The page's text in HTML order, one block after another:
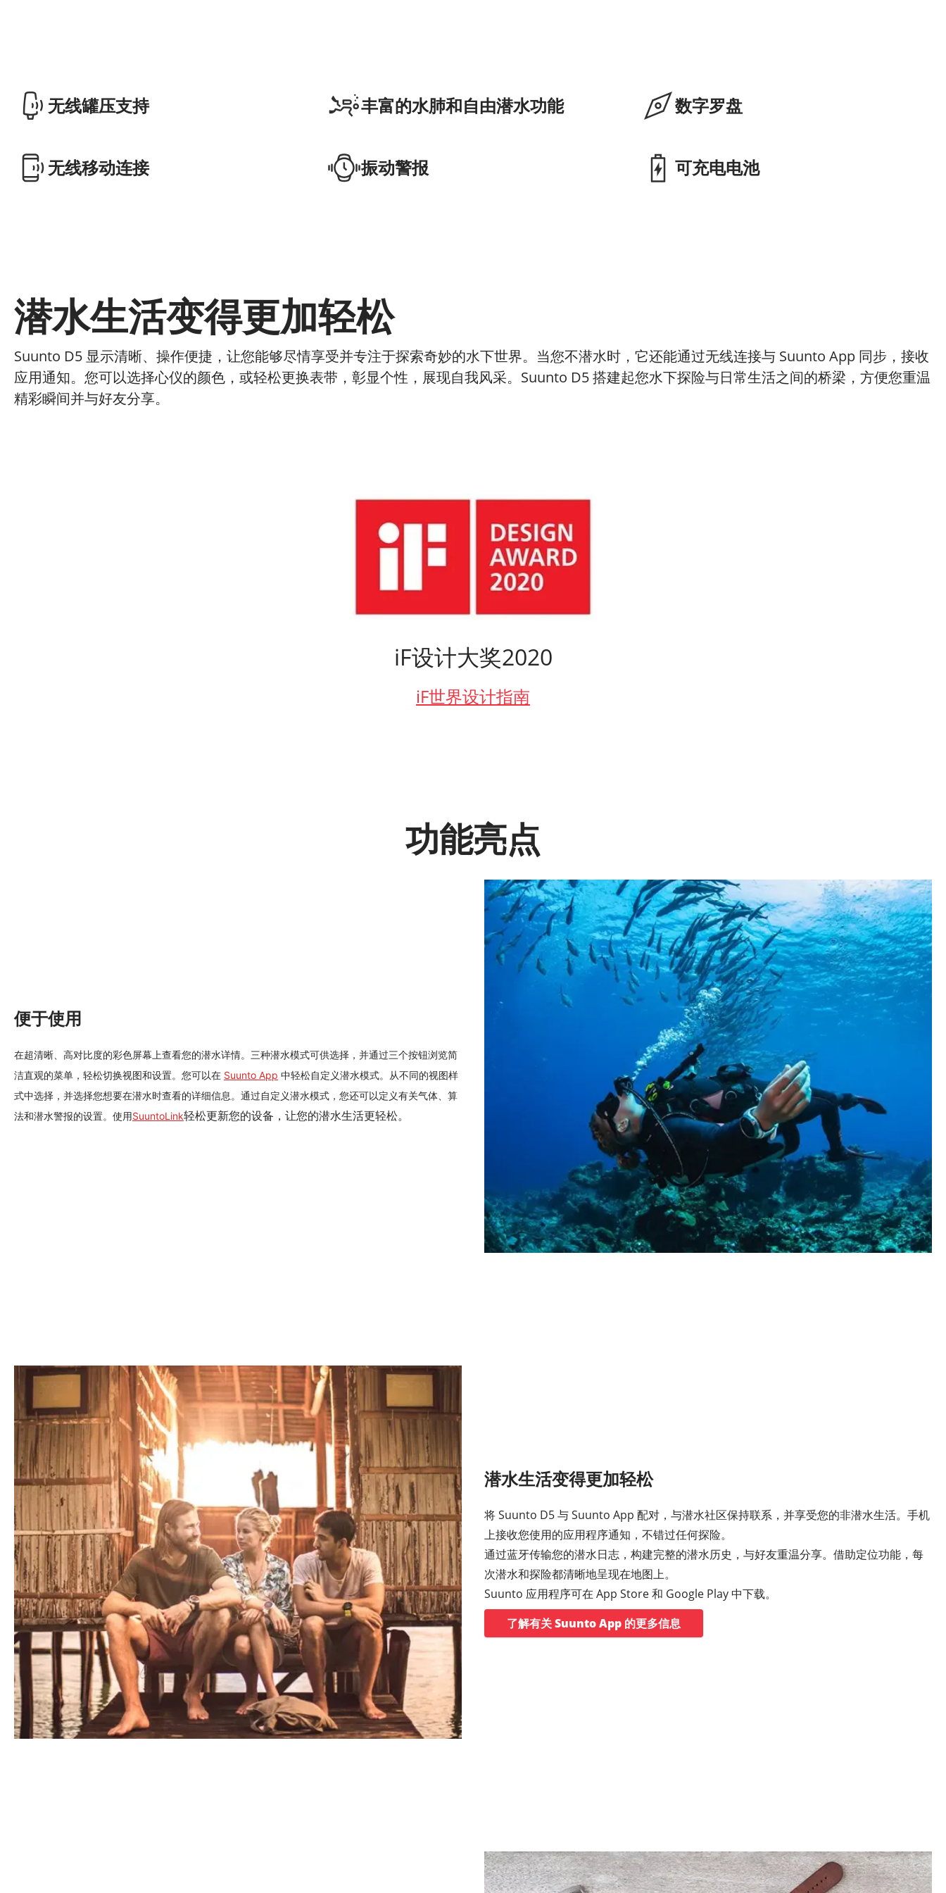
无线罐压支持 丰富的水肺和自由潜水功能 数字罗盘
无线移动连接 振动警报 可充电电池
潜水生活变得更加轻松
Suunto D5 显示清晰、操作便捷，让您能够尽情享受并专注于探索奇妙的水下世界。当您不潜水时，它还能通过无线连接与 Suunto App 同步，接收
应用通知。您可以选择心仪的颜色，或轻松更换表带，彰显个性，展现自我风采。Suunto D5 搭建起您水下探险与日常生活之间的桥梁，方便您重温
精彩瞬间并与好友分享。
iF设计大奖2020
iF世界设计指南
功能亮点
便于使用
在超清晰、高对比度的彩色屏幕上查看您的潜水详情。三种潜水模式可供选择，并通过三个按钮浏览简
洁直观的菜单，轻松切换视图和设置。您可以在 Suunto App 中轻松自定义潜水模式。从不同的视图样
式中选择，并选择您想要在潜水时查看的详细信息。通过自定义潜水模式，您还可以定义有关气体、算
法和潜水警报的设置。使用SuuntoLink轻松更新您的设备，让您的潜水生活更轻松。
潜水生活变得更加轻松
将 Suunto D5 与 Suunto App 配对，与潜水社区保持联系，并享受您的非潜水生活。手机
上接收您使用的应用程序通知，不错过任何探险。
通过蓝牙传输您的潜水日志，构建完整的潜水历史，与好友重温分享。借助定位功能，每
次潜水和探险都清晰地呈现在地图上。
Suunto 应用程序可在 App Store 和 Google Play 中下载。
了解有关 Suunto App 的更多信息